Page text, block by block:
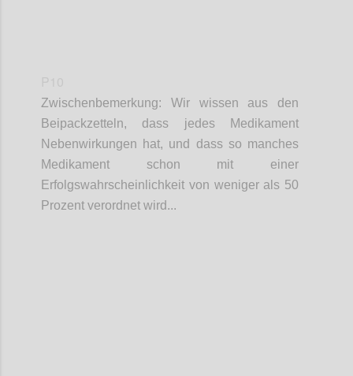
Zwischenbemerkung: Wir wissen aus den
Beipackzetteln, dass jedesMedikament
Nebenwirkungen hat, und dass so manches
Medikament schon mit einer
Erfolgswahrscheinlichkeit von weniger als 50
Prozent verordnet wird...